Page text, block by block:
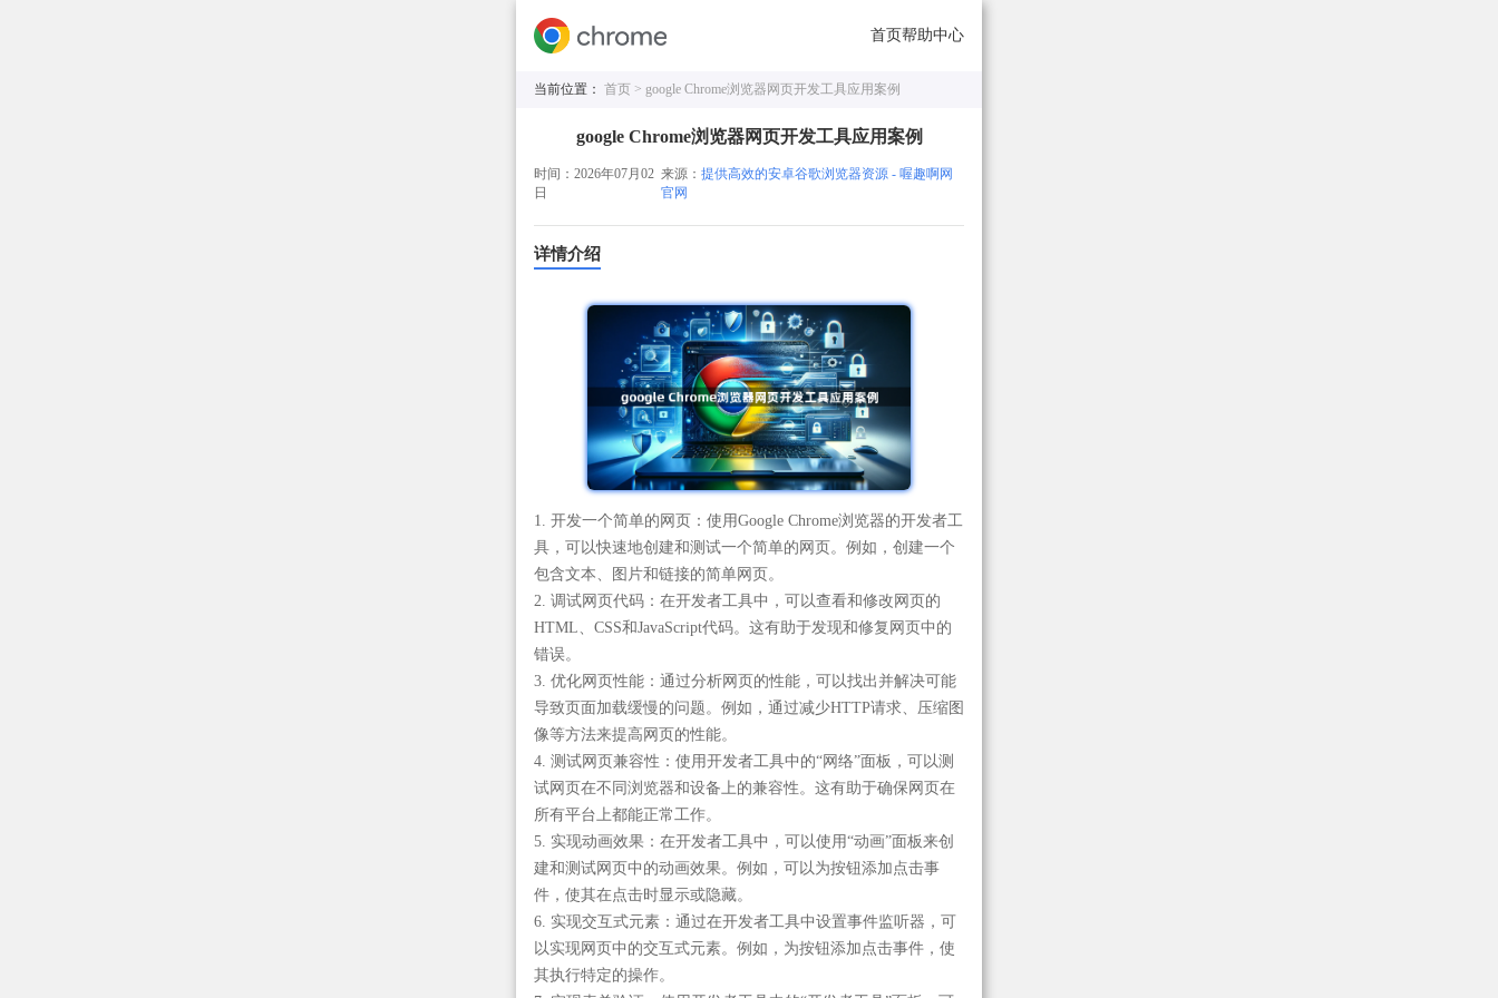
首页帮助中心
当前位置： 首页 > google Chrome浏览器网页开发工具应用案例
google Chrome浏览器网页开发工具应用案例
时间：2026年07月02
日
来源：提供高效的安卓谷歌浏览器资源 - 喔趣啊网
官网
详情介绍
1. 开发一个简单的网页：使用Google Chrome浏览器的开发者工
具，可以快速地创建和测试一个简单的网页。例如，创建一个
包含文本、图片和链接的简单网页。
2. 调试网页代码：在开发者工具中，可以查看和修改网页的
HTML、CSS和JavaScript代码。这有助于发现和修复网页中的
错误。
3. 优化网页性能：通过分析网页的性能，可以找出并解决可能
导致页面加载缓慢的问题。例如，通过减少HTTP请求、压缩图
像等方法来提高网页的性能。
4. 测试网页兼容性：使用开发者工具中的“网络”面板，可以测
试网页在不同浏览器和设备上的兼容性。这有助于确保网页在
所有平台上都能正常工作。
5. 实现动画效果：在开发者工具中，可以使用“动画”面板来创
建和测试网页中的动画效果。例如，可以为按钮添加点击事
件，使其在点击时显示或隐藏。
6. 实现交互式元素：通过在开发者工具中设置事件监听器，可
以实现网页中的交互式元素。例如，为按钮添加点击事件，使
其执行特定的操作。